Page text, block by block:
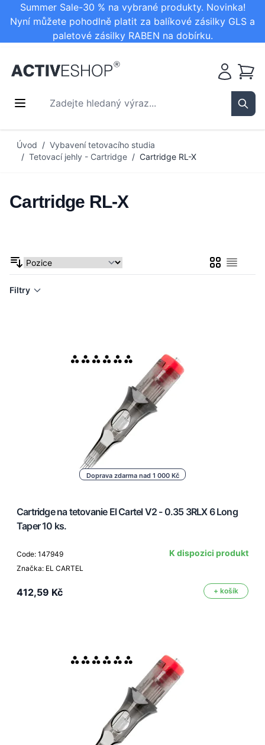
Summer Sale-30 % na vybrané produkty. Novinka!
Nyní můžete pohodlně platit za balíkové zásilky GLS a
paletové zásilky RABEN na dobírku.
Zadejte hledaný výraz...
Košík
Úvod / Vybavení tetovacího studia
/ Tetovací jehly - Cartridge / Cartridge RL-X
Cartridge RL-X
MřížkaSeznam
Filtry
Doprava zdarma nad 1 000 Kč
Cartridge na tetovanie El Cartel V2 - 0.35 3RLX 6 Long
Taper 10 ks.
Code: 147949
Značka: EL CARTEL
K dispozici produkt
412,59 Kč + košík